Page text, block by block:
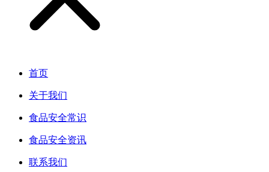
首页
关于我们
食品安全常识
食品安全资讯
联系我们